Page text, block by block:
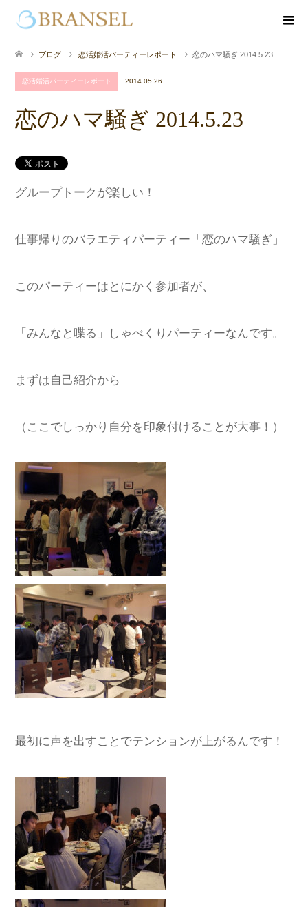
ブログ 恋活婚活パーティーレポート 恋のハマ騒ぎ 2014.5.23
恋活婚活パーティーレポート 2014.05.26
恋のハマ騒ぎ 2014.5.23
グループトークが楽しい！
仕事帰りのバラエティパーティー「恋のハマ騒ぎ」
このパーティーはとにかく参加者が、
「みんなと喋る」しゃべくりパーティーなんです。
まずは自己紹介から
（ここでしっかり自分を印象付けることが大事！）
最初に声を出すことでテンションが上がるんです！